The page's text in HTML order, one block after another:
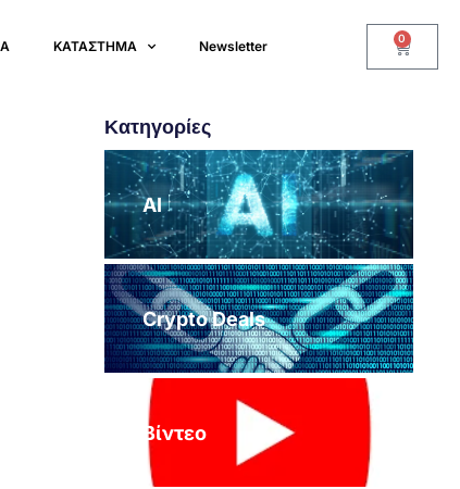
ΚΑΤΑΣΤΗΜΑ Newsletter 0
Κατηγορίες
AI
Crypto Deals
Βίντεο